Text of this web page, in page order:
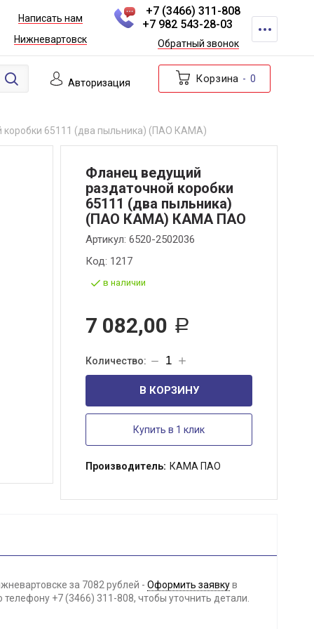
Написать нам
Нижневартовск
+7 (3466) 311-808
+7 982 543-28-03
Обратный звонок
Авторизация Корзина 0
коробки 65111 (два пыльника) (ПАО КАМА)
Фланец ведущий
раздаточной коробки
65111 (два пыльника)
(ПАО КАМА) КАМА ПАО
Артикул: 6520-2502036
Код: 1217
в наличии
7 082,00 Р
В КОРЗИНУ
Купить в 1 клик
Производитель: КАМА ПАО
за 7082 рублей - Оформить заявкув
+7 (3466) 311-808, чтобы уточнить детали.